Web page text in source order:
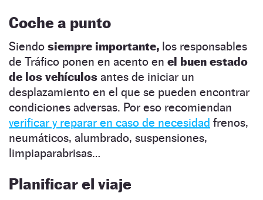
Coche a punto
Siendo siempre importante, los responsables
de Tráfico ponen en acento en el buen estado
de los vehículos antes de iniciar un
desplazamiento en el que se pueden encontrar
condiciones adversas. Por eso recomiendan
verificar y reparar en caso de necesidad frenos,
neumáticos, alumbrado, suspensiones,
limpiaparabrisas…
Planificar el viaje